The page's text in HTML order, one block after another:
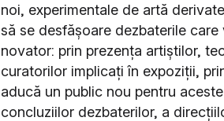
noi, experimentale de artă
să se desfășoare dezbaterile
novator: prin prezența artiștilor,
curatorilor implicați în expoziții,
aducă un public nou pentru
concluziilor dezbaterilor, a